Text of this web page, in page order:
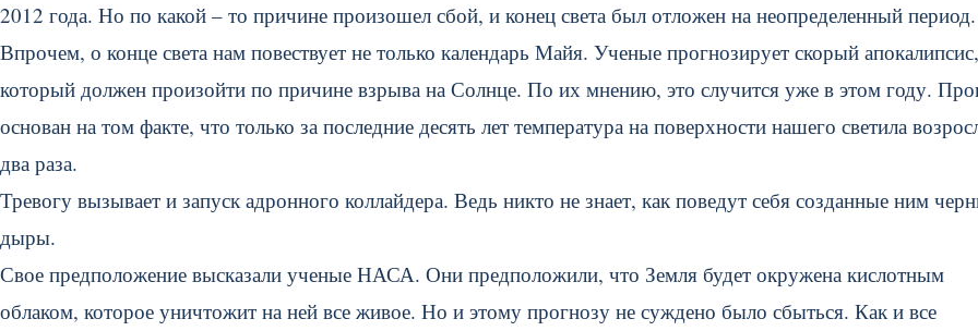
2012 года. Но по какой – то причине произошел сбой, и конец света был отложен на неопределенный период.
Впрочем, о конце света нам повествует не только календарь Майя. Ученые прогнозирует скорый апокалипсис,
который должен произойти по причине взрыва на Солнце. По их мнению, это случится уже в этом году.
основан на том факте, что только за последние десять лет температура на поверхности нашего светила
два раза.
Тревогу вызывает и запуск адронного коллайдера. Ведь никто не знает, как поведут себя созданные ним
дыры.
Свое предположение высказали ученые НАСА. Они предположили, что Земля будет окружена кислотным
облаком, которое уничтожит на ней все живое. Но и этому прогнозу не суждено было сбыться. Как и все